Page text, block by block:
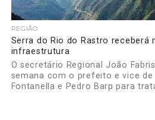
REGIÃO
Serra do Rio do Rastro receberá
infraestrutura
O secretário Regional João
semana com o prefeito e vice de
Fontanella e Pedro Barp para